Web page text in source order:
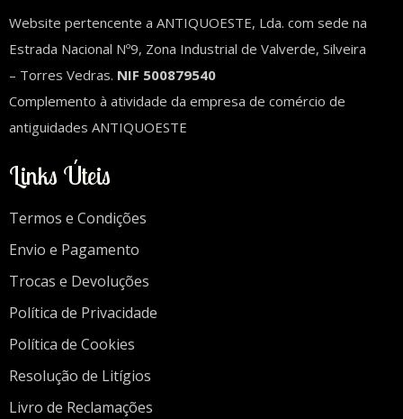
Website pertencente a ANTIQUOESTE, Lda. com sede na
Estrada Nacional Nº9, Zona Industrial de Valverde, Silveira
– Torres Vedras. NIF 500879540
Complemento à atividade da empresa de comércio de
antiguidades ANTIQUOESTE
Links Úteis
Termos e Condições
Envio e Pagamento
Trocas e Devoluções
Política de Privacidade
Política de Cookies
Resolução de Litígios
Livro de Reclamações